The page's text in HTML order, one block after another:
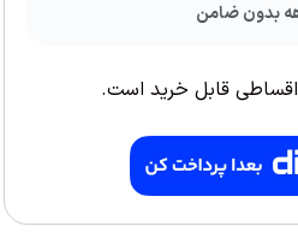
اقساطی قابل خرید است.